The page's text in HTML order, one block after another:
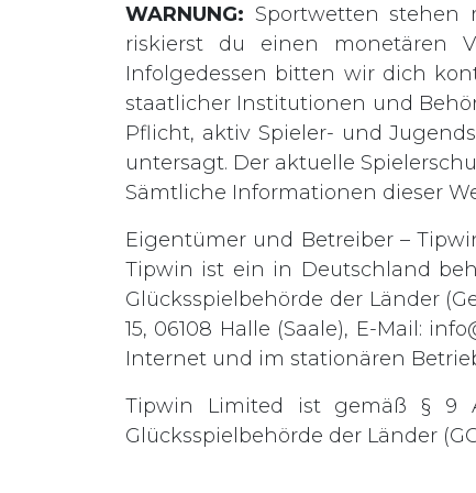
WARNUNG: Sportwetten stehen
riskierst du einen monetären
Infolgedessen bitten wir dich
staatlicher Institutionen und
Pflicht, aktiv Spieler- und
untersagt. Der aktuelle
Sämtliche Informationen dieser
Eigentümer und Betreiber –
Tipwin ist ein in Deutschland
Glücksspielbehörde der Länder
15, 06108 Halle (Saale), E-Mail:
Internet und im stationären
Tipwin Limited ist gemäß § 9
Glücksspielbehörde der Länder